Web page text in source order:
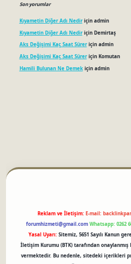
Son yorumlar
Kıyametin Diğer Adı Nediriçin admin
Kıyametin Diğer Adı Nediriçin Demirtaş
Aks Değişimi Kaç Saat Süreriçin admin
Aks Değişimi Kaç Saat Süreriçin Komutan
Hamili Bulunan Ne Demekiçin admin
Reklam ve İletişim: E-mail:
forumhizmeti@gmail.com Whatsapp: 0262
Yasal Uyarı: Sitemiz, 5651 Sayılı Kanun
İletişim Kurumu (BTK) tarafından onaylanmış
vermektedir. Bu nedenle, sitedeki içerikleri